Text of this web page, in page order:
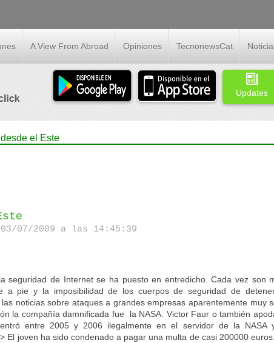
A View From Abroad Opiniones TecnonewsCat
Updates
el Este
07/2009 a las 14:45:39
seguridad de Internet se ha puesto en entredicho. Cada vez son
a pie y la imposibilidad de los cuerpos de seguridad de
noticias sobre ataques a grandes empresas aparentemente muy
la compañía damnificada fue la NASA. Victor Faur o también
entre 2005 y 2006 ilegalmente en el servidor de la NASA
El joven ha sido condenado a pagar una multa de casi 200000